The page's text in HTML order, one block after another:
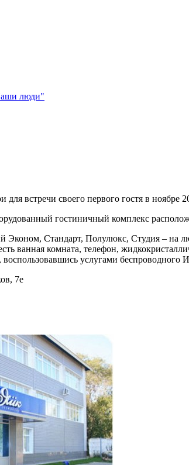
люди"
встречи своего первого гостя в ноябре
гостиничный комплекс
Эконом, Стандарт, Полулюкс, Студия –
ванная комната, телефон,
услугами
7е